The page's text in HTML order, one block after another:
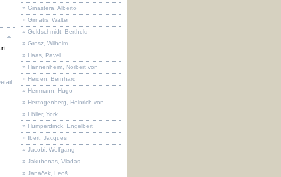
» Ginastera, Alberto
» Girnatis, Walter
» Goldschmidt, Berthold
» Grosz, Wilhelm
» Haas, Pavel
» Hannenheim, Norbert von
» Heiden, Bernhard
» Herrmann, Hugo
» Herzogenberg, Heinrich von
» Höller, York
» Humperdinck, Engelbert
» Ibert, Jacques
» Jacobi, Wolfgang
» Jakubenas, Vladas
» Janáček, Leoš